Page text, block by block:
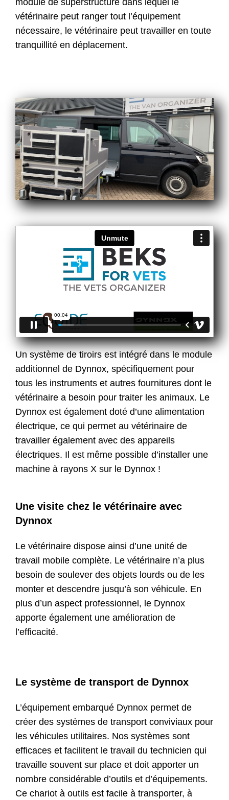
module de superstructure dans lequel le
vétérinaire peut ranger tout l’équipement
nécessaire, le vétérinaire peut travailler en toute
tranquillité en déplacement.
Un système de tiroirs est intégré dans le module
additionnel de Dynnox, spécifiquement pour
tous les instruments et autres fournitures dont le
vétérinaire a besoin pour traiter les animaux. Le
Dynnox est également doté d’une alimentation
électrique, ce qui permet au vétérinaire de
travailler également avec des appareils
électriques. Il est même possible d’installer une
machine à rayons X sur le Dynnox !
Une visite chez le vétérinaire avec
Dynnox
Le vétérinaire dispose ainsi d’une unité de
travail mobile complète. Le vétérinaire n’a plus
besoin de soulever des objets lourds ou de les
monter et descendre jusqu’à son véhicule. En
plus d’un aspect professionnel, le Dynnox
apporte également une amélioration de
l’efficacité.
Le système de transport de Dynnox
L’équipement embarqué Dynnox permet de
créer des systèmes de transport conviviaux pour
les véhicules utilitaires. Nos systèmes sont
efficaces et facilitent le travail du technicien qui
travaille souvent sur place et doit apporter un
nombre considérable d’outils et d’équipements.
Ce chariot à outils est facile à transporter, à